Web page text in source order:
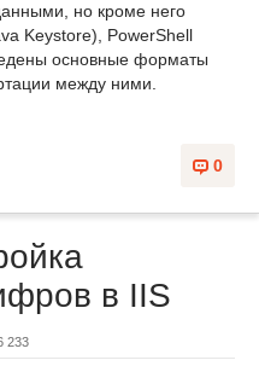
но кроме него
Keystore), PowerShell
основные форматы
между ними.
0
в IIS
233